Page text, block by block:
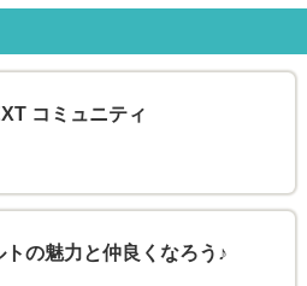
コミュニティ
トの魅力と仲良くなろう♪